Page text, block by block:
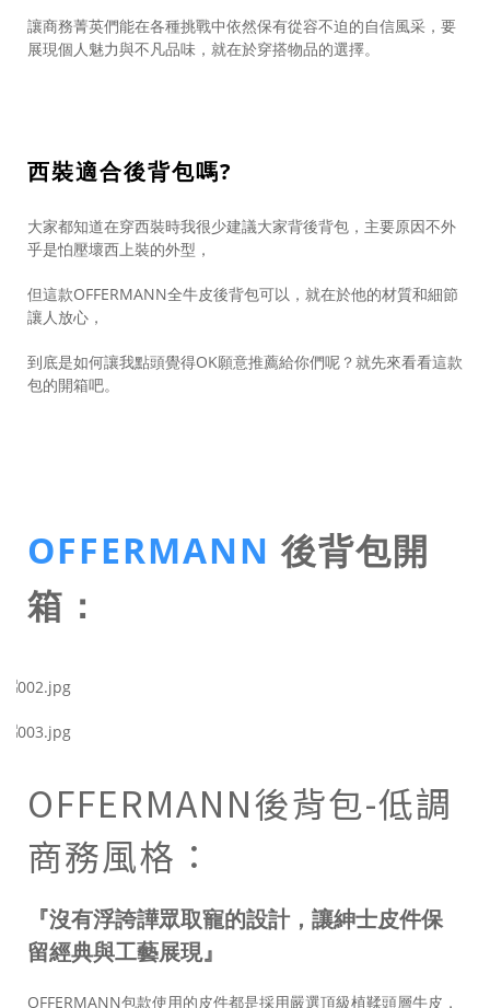
讓商務菁英們能在各種挑戰中依然保有從容不迫的自信風采，要
展現個人魅力與不凡品味，就在於穿搭物品的選擇。
西裝適合後背包嗎?
大家都知道在穿西裝時我很少建議大家背後背包，主要原因不外
乎是怕壓壞西上裝的外型，
但這款OFFERMANN全牛皮後背包可以，就在於他的材質和細節
讓人放心，
到底是如何讓我點頭覺得OK願意推薦給你們呢？就先來看看這款
包的開箱吧。
OFFERMANN 後背包開
箱：
OFFERMANN後背包-低調
商務風格：
『沒有浮誇譁眾取寵的設計，讓紳士皮件保
留經典與工藝展現』
OFFERMANN包款使用的皮件都是採用嚴選頂級植鞣頭層牛皮，